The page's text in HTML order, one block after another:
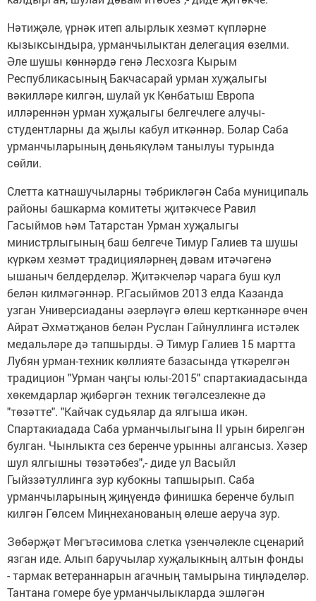
Нәтиҗәле, үрнәк итеп алырлык хезмәт күпләрне
кызыксындыра, урманчылыктан делегация өзелми.
Әле шушы көннәрдә генә­ Лесхозга Кырым
Республикасының Бакчасарай урман хуҗалыгы
вәкилләре килгән, шулай ук Көнбатыш Европа
илләреннән урман хуҗалыгы белгечлеге алу­чы­
студентларны да җылы кабул иткәннәр. Болар Саба
урманчыларының дөньякүләм танылуы турында
сөйли.
Слетта катнашучыларны тәбрикләгән Саба муниципаль
районы башкарма комитеты җитәкчесе Равил
Гасыймов һәм Татарстан Урман хуҗалыгы
министрлыгының баш белгече Тимур Галиев та шушы
күркәм хезмәт традицияләрнең дәвам итәчәгенә
ышаныч белдерделәр. Җитәкчеләр чарага буш кул
белән килмәгәннәр. Р.Гасыймов 2013 елда Казанда
узган Универсиаданы әзерләүгә өлеш керткәннәре өчен
Айрат Әхмәтҗанов белән Руслан Гайнуллинга истәлек
медальләре дә тапшырды. Ә Тимур Галиев 15 мартта
Лубян урман-техник көллияте базасында үткәрелгән
традицион "Урман чаңгы юлы-2015" спартакиадасында
хөкемдарлар җибәргән техник төгәлсезлекне дә
"төзәтте". "Кайчак судьялар да ялгыша икән.
Спартакиадада Саба урманчылыгына II урын бирелгән
булган. Чынлыкта сез беренче урынны алгансыз. Хәзер
шул ялгышны төзәтәбез",- диде ул Васыйл
Гыйззәтуллинга зур кубокны тапшырып. Саба
урманчыларының җиңүендә финишка беренче булып
килгән Гөлсем Миңнеханованың өлеше аеруча зур.
Зөбәрҗәт Мөгътәсимова слетка үзенчәлекле сценарий
язган иде. Алып баручылар хуҗалыкның алтын фонды
- тармак ветераннарын агачның тамырына тиңләделәр.
Тантана гомере буе урманчылык­ларда эшләгән